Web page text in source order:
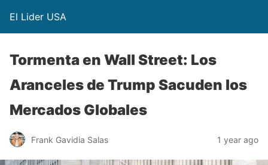
El Lider USA
Tormenta en Wall Street: Los
Aranceles de Trump Sacuden los
Mercados Globales
Frank Gavidia Salas 1 year ago